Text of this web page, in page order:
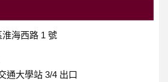
淮海西路 1 號
通大學站 3/4 出口